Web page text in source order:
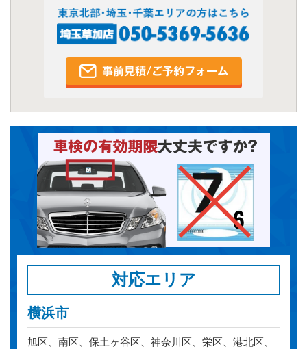
対応エリア
横浜市
旭区、南区、保土ヶ谷区、神奈川区、栄区、港北区、